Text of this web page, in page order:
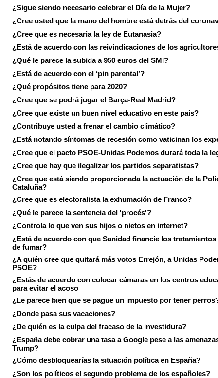
¿Sigue siendo necesario celebrar el Día de la Mujer?
¿Cree usted que la mano del hombre está detrás del
¿Cree que es necesaria la ley de Eutanasia?
¿Está de acuerdo con las reivindicaciones de los
¿Qué le parece la subida a 950 euros del SMI?
¿Está de acuerdo con el ‘pin parental’?
¿Qué propósitos tiene para 2020?
¿Cree que se podrá jugar el Barça-Real Madrid?
¿Cree que existe un buen nivel educativo en este país?
¿Contribuye usted a frenar el cambio climático?
¿Está notando síntomas de recesión como vaticinan los
¿Cree que el pacto PSOE-Unidas Podemos durará toda la
¿Cree que hay que ilegalizar los partidos separatistas?
¿Cree que está siendo proporcionada la actuación de la
Cataluña?
¿Cree que es electoralista la exhumación de Franco?
¿Qué le parece la sentencia del 'procés'?
¿Controla lo que ven sus hijos o nietos en internet?
¿Está de acuerdo con que Sanidad financie los tratamientos
de fumar?
¿A quién cree que quitará más votos Errejón, a Unidas
PSOE?
¿Estás de acuerdo con colocar cámaras en los centros
para evitar el acoso
¿Le parece bien que se pague un impuesto por tener
¿Donde pasa sus vacaciones?
¿De quién es la culpa del fracaso de la investidura?
¿España debe cobrar una tasa a Google pese a las
Trump?
¿Cómo desbloquearías la situación política en España?
¿Son los políticos el segundo problema de los españoles?